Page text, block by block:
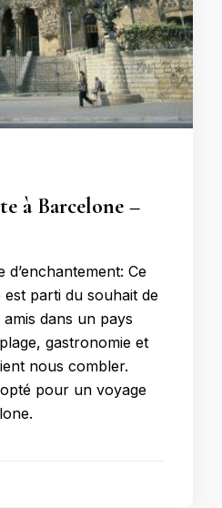
à Barcelone –
Ce
parti du souhait de
dans un pays
gastronomie et
nous combler.
pour un voyage